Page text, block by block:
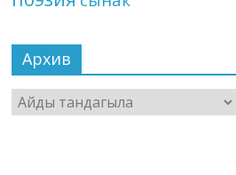
Архив
Архив